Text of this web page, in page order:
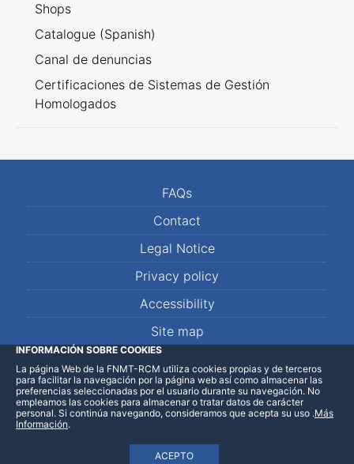
Shops
Catalogue (Spanish)
Canal de denuncias
Certificaciones de Sistemas de Gestión
Homologados
FAQs
Contact
Legal Notice
Privacy policy
Accessibility
Site map
LinkedInFacebookWhatsApp
INFORMACIÓN SOBRE COOKIES
La página Web de la FNMT-RCM utiliza cookies propias y de terceros
para facilitar la navegación por la página web así como almacenar las
preferencias seleccionadas por el usuario durante su navegación. No
empleamos las cookies para almacenar o tratar datos de carácter
personal. Si continúa navegando, consideramos que acepta su uso
ACEPTO
.Más
Información.